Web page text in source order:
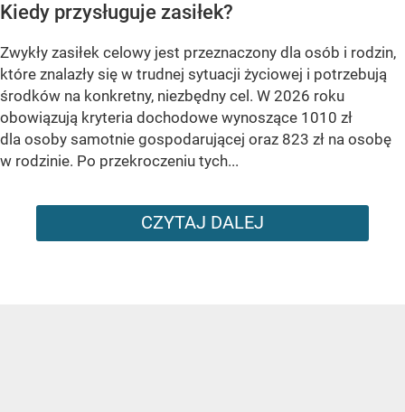
Kiedy przysługuje zasiłek?
Zwykły zasiłek celowy jest przeznaczony dla osób i rodzin,
które znalazły się w trudnej sytuacji życiowej i potrzebują
środków na konkretny, niezbędny cel. W 2026 roku
obowiązują kryteria dochodowe wynoszące 1010 zł
dla osoby samotnie gospodarującej oraz 823 zł na osobę
w rodzinie. Po przekroczeniu tych...
CZYTAJ DALEJ